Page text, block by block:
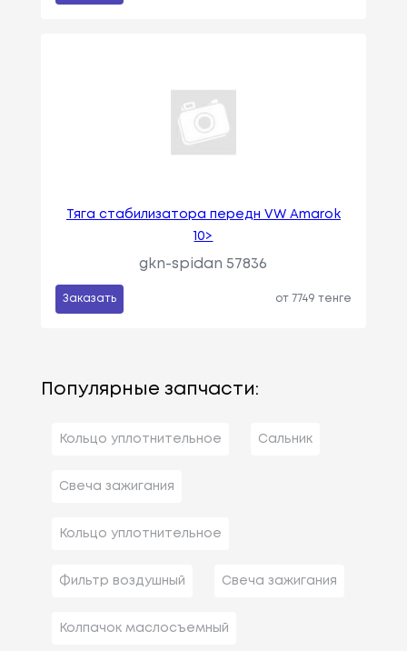
Тяга стабилизатора передн VW Amarok
10>
gkn-spidan 57836
Заказать от 7749 тенге
Популярные запчасти:
Кольцо уплотнительное Сальник
Свеча зажигания
Кольцо уплотнительное
Фильтр воздушный Свеча зажигания
Колпачок маслосъемный